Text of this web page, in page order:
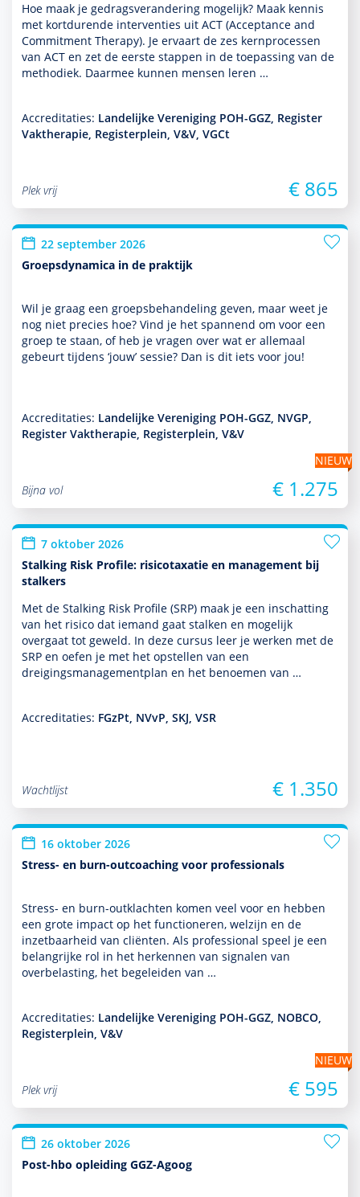
Hoe maak je gedragsveran­de­ring moge­lijk? Maak kennis
met kort­durende inter­venties uit ACT (Acceptance and
Commitment Therapy). Je ervaart de zes kernprocessen
van ACT en zet de eerste stappen in de toe­pas­sing van de
metho­diek. Daarmee kunnen mensen leren …
Accreditaties: Landelijke Vereniging POH-GGZ, Register
Vaktherapie, Registerplein, V&V, VGCt
Plek vrij € 865
22 september 2026
Groepsdynamica in de praktijk
Wil je graag een groepsbehan­del­ing geven, maar weet je
nog niet precies hoe? Vind je het spannend om voor een
groep te staan, of heb je vragen over wat er allemaal
gebeurt tijdens ‘jouw’ sessie? Dan is dit iets voor jou!
Accreditaties: Landelijke Vereniging POH-GGZ, NVGP,
Register Vaktherapie, Registerplein, V&V
NIEUW
Bijna vol
€ 1.275
7 oktober 2026
Stalking Risk Profile: risicotaxatie en management bij
stalkers
Met de Stalking Risk Profile (SRP) maak je een inschatting
van het risico dat iemand gaat stalken en moge­lijk
overgaat tot geweld. In deze cursus leer je werken met de
SRP en oefen je met het opstellen van een
dreigingsmanagementplan en het benoemen van …
Accreditaties: FGzPt, NVvP, SKJ, VSR
Wachtlijst € 1.350
16 oktober 2026
Stress- en burn-outcoaching voor professionals
Stress- en burn-outklachten komen veel voor en hebben
een grote impact op het functio­neren, welzijn en de
inzetbaarheid van cliënten. Als professional speel je een
belang­rijke rol in het herkennen van signalen van
overbelasting, het bege­leiden van …
Accreditaties: Landelijke Vereniging POH-GGZ, NOBCO,
Registerplein, V&V
NIEUW
Plek vrij
€ 595
26 oktober 2026
Post-hbo opleiding GGZ-Agoog